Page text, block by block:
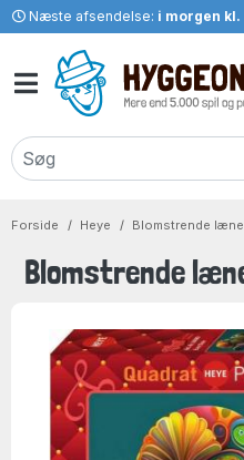
Næste afsendelse: i morgen kl.
Forside Heye Blomstrende
Blomstrende